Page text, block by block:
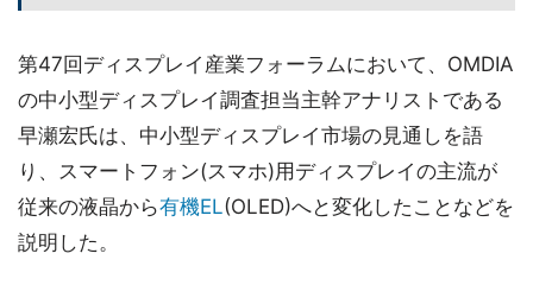
第47回ディスプレイ産業フォーラムにおいて、OMDIA
の中小型ディスプレイ調査担当主幹アナリストである
早瀬宏氏は、中小型ディスプレイ市場の見通しを語
り、スマートフォン(スマホ)用ディスプレイの主流が
従来の液晶から有機EL(OLED)へと変化したことなどを
説明した。